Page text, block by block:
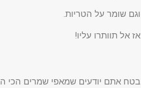
וגם שומר על הטריות.
אז אל תוותרו עליו!
בטח אתם יודעים שמאפי שמרים הכי